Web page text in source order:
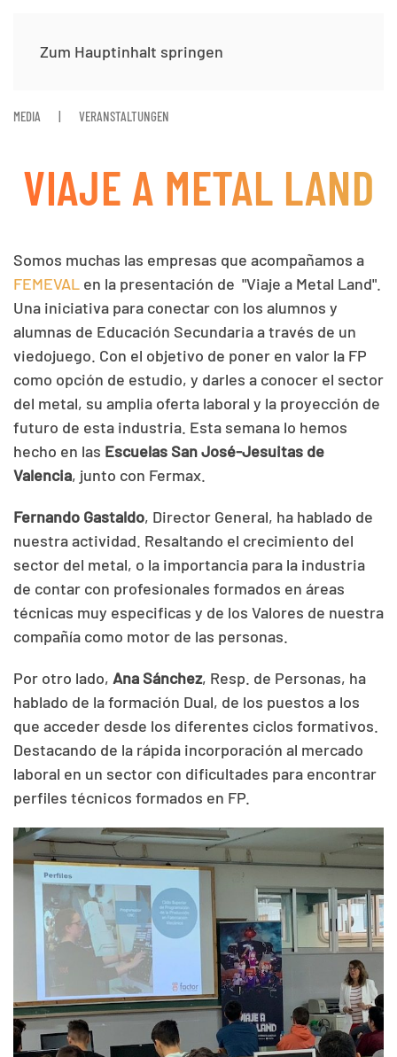
Zum Hauptinhalt springen
MEDIA VERANSTALTUNGEN
VIAJE A METAL LAND
Somos muchas las empresas que acompañamos a
FEMEVAL en la presentación de "Viaje a Metal Land".
Una iniciativa para conectar con los alumnos y
alumnas de Educación Secundaria a través de un
viedojuego. Con el objetivo de poner en valor la FP
como opción de estudio, y darles a conocer el sector
del metal, su amplia oferta laboral y la proyección de
futuro de esta industria. Esta semana lo hemos
hecho en las Escuelas San José-Jesuitas de
Valencia, junto con Fermax.
Fernando Gastaldo, Director General, ha hablado de
nuestra actividad. Resaltando el crecimiento del
sector del metal, o la importancia para la industria
de contar con profesionales formados en áreas
técnicas muy especificas y de los Valores de nuestra
compañía como motor de las personas.
Por otro lado, Ana Sánchez, Resp. de Personas, ha
hablado de la formación Dual, de los puestos a los
que acceder desde los diferentes ciclos formativos.
Destacando de la rápida incorporación al mercado
laboral en un sector con dificultades para encontrar
perfiles técnicos formados en FP.